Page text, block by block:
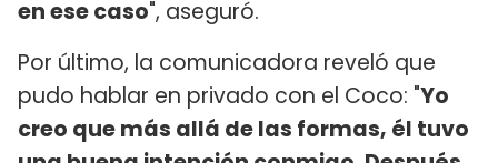
en ese caso", aseguró.
Por último, la comunicadora reveló que
pudo hablar en privado con el Coco: "Yo
creo que más allá de las formas, él tuvo